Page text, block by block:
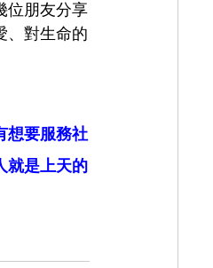
位朋友分享
、對生命的
想要服務社
就是上天的